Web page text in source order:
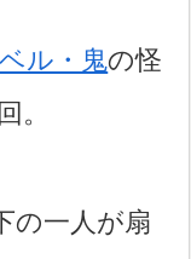
ル・鬼の怪
。
の一人が扇